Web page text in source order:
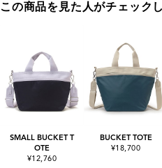
この商品を見た人がチェック
SMALL BUCKET T
OTE
¥12,760
BUCKET TOTE
¥18,700